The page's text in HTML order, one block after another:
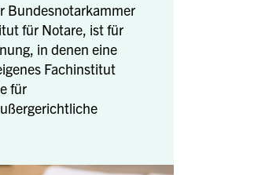
Bundesnotarkammer
für Notare, ist für
in denen eine
Fachinstitut
für